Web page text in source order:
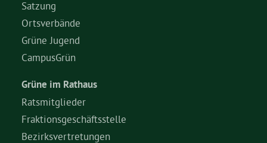
Termine
Kontakt
Satzung
Ortsverbände
Grüne Jugend
CampusGrün
Grüne im Rathaus
Ratsmitglieder
Fraktionsgeschäftsstelle
Bezirksvertretungen